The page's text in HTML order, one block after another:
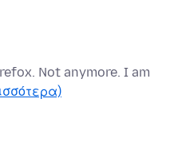
Not anymore. I am